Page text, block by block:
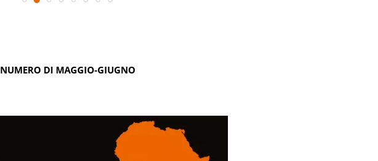
NUMERO DI MAGGIO-GIUGNO